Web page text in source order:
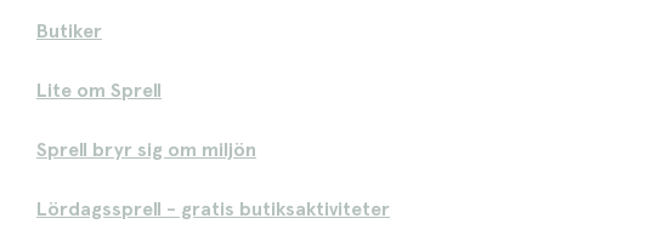
Butiker
Lite om Sprell
Sprell bryr sig om miljön
Lördagssprell - gratis butiksaktiviteter